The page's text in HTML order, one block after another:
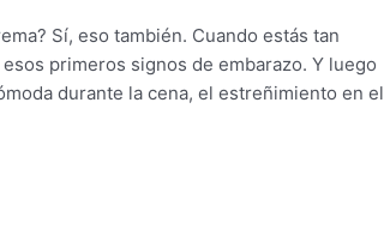
Sí, eso también. Cuando estás tan
primeros signos de embarazo. Y luego
durante la cena, el estreñimiento en el